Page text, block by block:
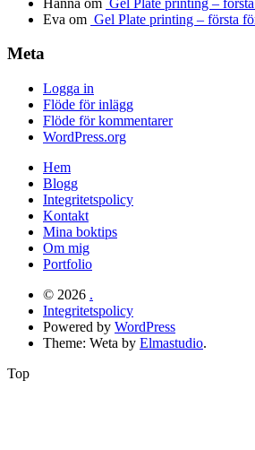
Eva om Gel Plate printing – första
Meta
Logga in
Flöde för inlägg
Flöde för kommentarer
WordPress.org
Hem
Blogg
Integritetspolicy
Kontakt
Mina boktips
Om mig
Portfolio
© 2026 .
Integritetspolicy
Powered by WordPress
Theme: Weta by Elmastudio.
Top